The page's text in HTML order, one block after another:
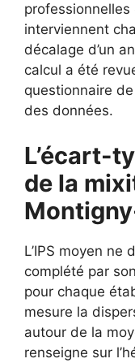
interviennent
décalage d’un
calcul a été
questionnaire
des données.
L’écart-
de la
L’IPS moyen
complété par son
pour chaque
mesure la
autour de la
renseigne sur